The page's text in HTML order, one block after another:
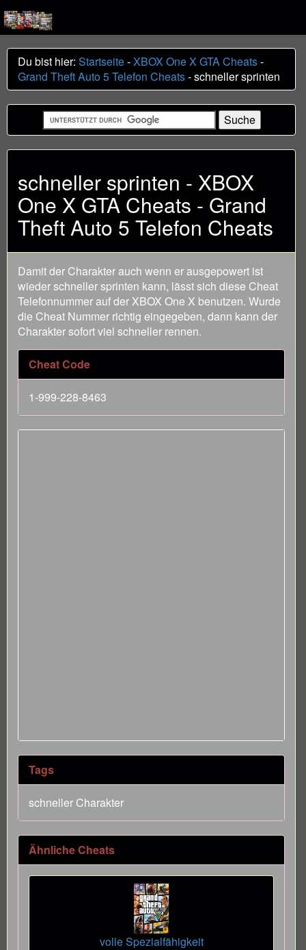
Du bist hier: Startseite-XBOX One X GTA Cheats-
Grand Theft Auto 5 Telefon Cheats- schneller sprinten
schneller sprinten - XBOX
One X GTA Cheats - Grand
Theft Auto 5 Telefon Cheats
Damit der Charakter auch wenn er ausgepowert ist
wieder schneller sprinten kann, lässt sich diese Cheat
Telefonnummer auf der XBOX One X benutzen. Wurde
die Cheat Nummer richtig eingegeben, dann kann der
Charakter sofort viel schneller rennen.
Cheat Code
1-999-228-8463
Tags
schneller Charakter
Ähnliche Cheats
volle Spezialfähigkeit